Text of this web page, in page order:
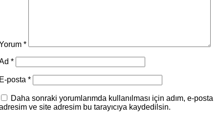
*
*
posta *
Daha sonraki yorumlarımda kullanılması için adım, e-posta
ve site adresim bu tarayıcıya kaydedilsin.